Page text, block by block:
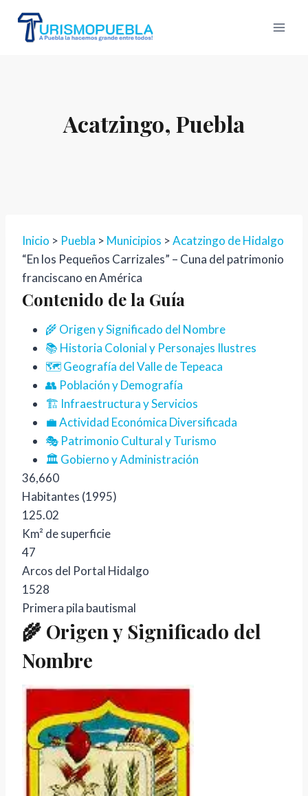
content
Acatzingo, Puebla
Inicio > Puebla > Municipios >Acatzingo de Hidalgo
“En los Pequeños Carrizales” – Cuna del patrimonio
franciscano en América
Contenido de la Guía
🌾 Origen y Significado del Nombre
📚 Historia Colonial y Personajes Ilustres
🗺️ Geografía del Valle de Tepeaca
👥 Población y Demografía
🏗️ Infraestructura y Servicios
💼 Actividad Económica Diversificada
🎭 Patrimonio Cultural y Turismo
🏛️ Gobierno y Administración
36,660
Habitantes (1995)
125.02
Km² de superficie
47
Arcos del Portal Hidalgo
1528
Primera pila bautismal
🌾 Origen y Significado del
Nombre